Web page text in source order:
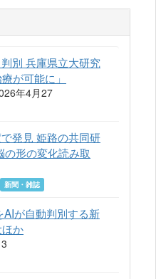
別 兵庫県立大研究
が可能に」
年4月27
発見 姫路の共同研
形の変化読み取
新聞・雑誌
が自動判別する新
か